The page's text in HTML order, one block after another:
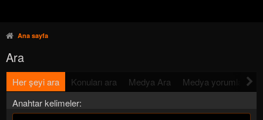
Ana sayfa
Ara
Her şeyi ara Konuları ara Medya Ara
Medya yorumlarını
Anahtar kelimeler